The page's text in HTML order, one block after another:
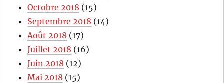
Octobre 2018 (15)
Septembre 2018 (14)
Août 2018 (17)
Juillet 2018 (16)
Juin 2018 (12)
Mai 2018 (15)